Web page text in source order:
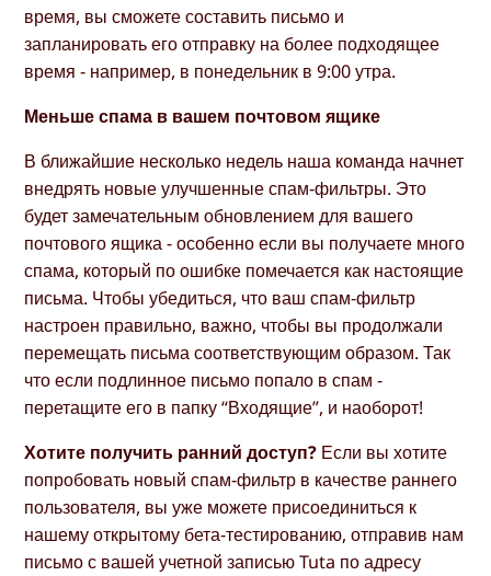
время, вы сможете составить письмо и
запланировать его отправку на более подходящее
время - например, в понедельник в 9:00 утра.
Меньше спама в вашем почтовом ящике
В ближайшие несколько недель наша команда начнет
внедрять новые улучшенные спам-фильтры. Это
будет замечательным обновлением для вашего
почтового ящика - особенно если вы получаете много
спама, который по ошибке помечается как настоящие
письма. Чтобы убедиться, что ваш спам-фильтр
настроен правильно, важно, чтобы вы продолжали
перемещать письма соответствующим образом. Так
что если подлинное письмо попало в спам -
перетащите его в папку “Входящие”, и наоборот!
Хотите получить ранний доступ? Если вы хотите
попробовать новый спам-фильтр в качестве раннего
пользователя, вы уже можете присоединиться к
нашему открытому бета-тестированию, отправив нам
письмо с вашей учетной записью Tuta по адресу